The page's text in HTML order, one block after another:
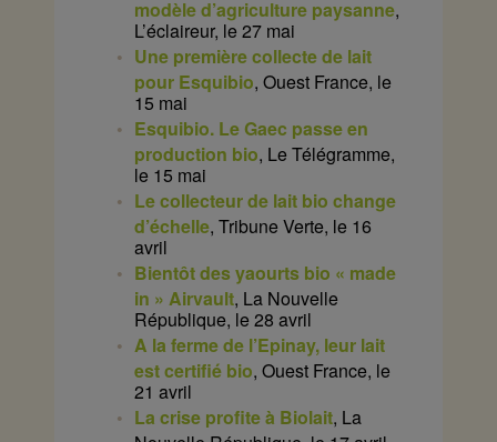
modèle d’agriculture paysanne,
L’éclaireur, le 27 mai
Une première collecte de lait
pour Esquibio, Ouest France, le
15 mai
Esquibio. Le Gaec passe en
production bio, Le Télégramme,
le 15 mai
Le collecteur de lait bio change
d’échelle, Tribune Verte, le 16
avril
Bientôt des yaourts bio « made
in » Airvault, La Nouvelle
République, le 28 avril
A la ferme de l’Epinay, leur lait
est certifié bio, Ouest France, le
21 avril
La crise profite à Biolait, La